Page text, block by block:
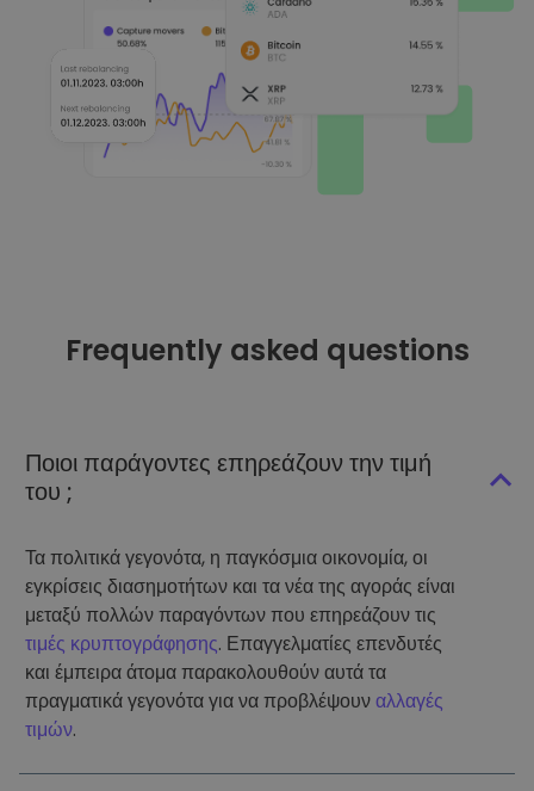
Frequently asked questions
Ποιοι παράγοντες επηρεάζουν την τιμή
του ;
Τα πολιτικά γεγονότα, η παγκόσμια οικονομία, οι
εγκρίσεις διασημοτήτων και τα νέα της αγοράς είναι
μεταξύ πολλών παραγόντων που επηρεάζουν τις
τιμές κρυπτογράφησης. Επαγγελματίες επενδυτές
και έμπειρα άτομα παρακολουθούν αυτά τα
πραγματικά γεγονότα για να προβλέψουναλλαγές
τιμών.